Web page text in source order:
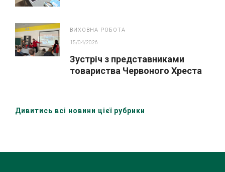
ВИХОВНА РОБОТА
15/04/2026
Зустріч з представниками
товариства Червоного Хреста
Дивитись всі новини цієї рубрики